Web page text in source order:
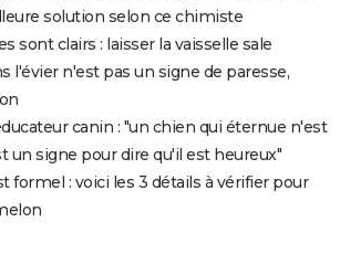
solution selon ce chimiste
sont clairs : laisser la vaisselle sale
l'évier n'est pas un signe de paresse,
canin : "un chien qui éternue n'est
un signe pour dire qu'il est heureux"
formel : voici les 3 détails à vérifier pour